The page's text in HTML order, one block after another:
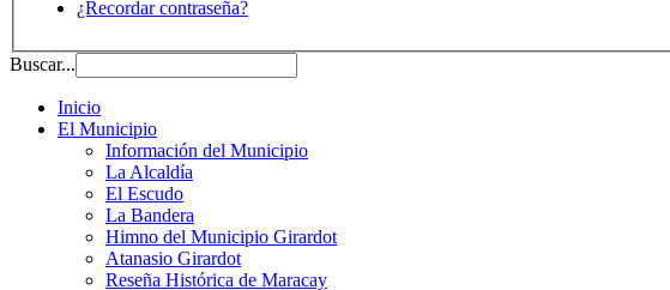
¿Recordar contraseña?
Buscar...
Inicio
El Municipio
Información del Municipio
La Alcaldía
El Escudo
La Bandera
Himno del Municipio Girardot
Atanasio Girardot
Reseña Histórica de Maracay